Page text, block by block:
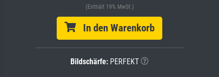
(Enthält 19% MwSt.)
In den Warenkorb
Bildschärfe: PERFEKT